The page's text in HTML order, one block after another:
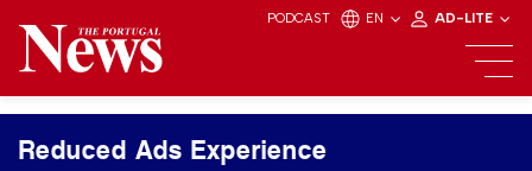
PODCAST EN AD-LITE
Reduced Ads Experience